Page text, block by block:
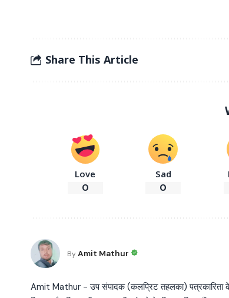
Share This Article
Love
0
Sad
0
ByAmit Mathur
Amit Mathur - उप संपादक (कलप्रिट तहलका) पत्रकारिता के